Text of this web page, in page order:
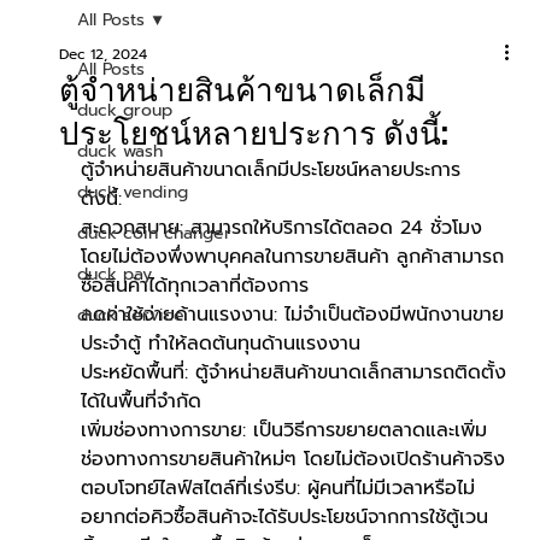
All Posts
duck group
duck wash
duck vending
duck coin changer
duck pay
duck service
All Posts
ตู้จำหน่ายสินค้าขนาดเล็กมี
ประโยชน์หลายประการ ดังนี้:
Dec 12, 2024
ตู้จำหน่ายสินค้าขนาดเล็กมีประโยชน์หลายประการ
ดังนี้:
สะดวกสบาย: สามารถให้บริการได้ตลอด 24 ชั่วโมง
โดยไม่ต้องพึ่งพาบุคคลในการขายสินค้า ลูกค้าสามารถ
ซื้อสินค้าได้ทุกเวลาที่ต้องการ
ลดค่าใช้จ่ายด้านแรงงาน: ไม่จำเป็นต้องมีพนักงานขาย
ประจำตู้ ทำให้ลดต้นทุนด้านแรงงาน
ประหยัดพื้นที่: ตู้จำหน่ายสินค้าขนาดเล็กสามารถติดตั้ง
ได้ในพื้นที่จำกัด
เพิ่มช่องทางการขาย: เป็นวิธีการขยายตลาดและเพิ่ม
ช่องทางการขายสินค้าใหม่ๆ โดยไม่ต้องเปิดร้านค้าจริง
ตอบโจทย์ไลฟ์สไตล์ที่เร่งรีบ: ผู้คนที่ไม่มีเวลาหรือไม่
อยากต่อคิวซื้อสินค้าจะได้รับประโยชน์จากการใช้ตู้เวน